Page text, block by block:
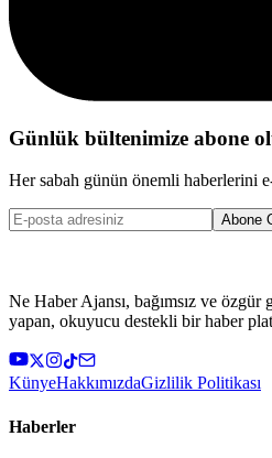
Günlük bültenimize abone
Her sabah günün önemli haberlerini
Abone
Ne Haber Ajansı, bağımsız ve
yapan, okuyucu destekli bir haber
KünyeHakkımızdaGizlilik Politikası
Haberler